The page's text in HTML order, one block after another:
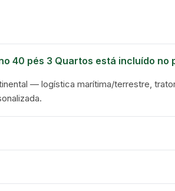
40 pés 3 Quartos está incluído no
— logística marítima/terrestre,